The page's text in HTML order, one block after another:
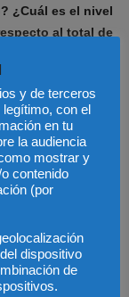
¿Cuál es el nivel
al total de
al servicio
Abogados ante el
con la labor del
que pueda
de los
escaso en relación
recientes
a los beneficiarios
grado de
y de terceros
con el
en tu
la audiencia
mostrar y
contenido
(por
dispositivo
de